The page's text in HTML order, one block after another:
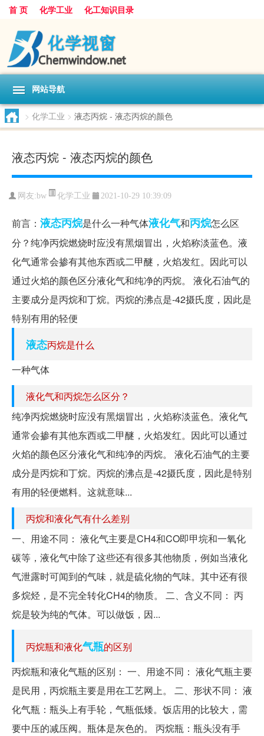
首 页 化学工业 化工知识目录
网站导航
> 化学工业 > 液态丙烷 - 液态丙烷的颜色
液态丙烷 - 液态丙烷的颜色
网友:bw 化学工业 2021-10-29 10:39:09
前言： 液态丙烷是什么一种气体液化气和丙烷怎么区
分？纯净丙烷燃烧时应没有黑烟冒出，火焰称淡蓝色。液
化气通常会掺有其他东西或二甲醚，火焰发红。因此可以
通过火焰的颜色区分液化气和纯净的丙烷。 液化石油气的
主要成分是丙烷和丁烷。丙烷的沸点是-42摄氏度，因此是
特别有用的轻便
液态丙烷是什么
一种气体
液化气和丙烷怎么区分？
纯净丙烷燃烧时应没有黑烟冒出，火焰称淡蓝色。液化气
通常会掺有其他东西或二甲醚，火焰发红。因此可以通过
火焰的颜色区分液化气和纯净的丙烷。 液化石油气的主要
成分是丙烷和丁烷。丙烷的沸点是-42摄氏度，因此是特别
有用的轻便燃料。这就意味...
丙烷和液化气有什么差别
一、用途不同： 液化气主要是CH4和CO即甲垸和一氧化
碳等，液化气中除了这些还有很多其他物质，例如当液化
气泄露时可闻到的气味，就是硫化物的气味。其中还有很
多烷烃，是不完全转化CH4的物质。 二、含义不同： 丙
烷是较为纯的气体。可以做饭，因...
丙烷瓶和液化气瓶的区别
丙烷瓶和液化气瓶的区别： 一、用途不同： 液化气瓶主要
是民用，丙烷瓶主要是用在工艺网上。 二、形状不同： 液
化气瓶：瓶头上有手轮，气瓶低矮。饭店用的比较大，需
要中压的减压阀。瓶体是灰色的。 丙烷瓶：瓶头没有手